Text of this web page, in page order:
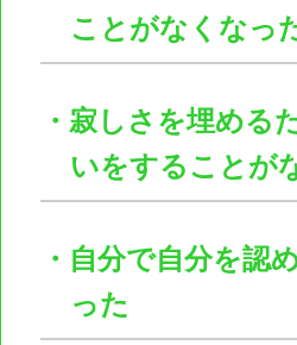
ことがなくなっ
・寂しさを埋める
いをすることが
・自分で自分を認
った